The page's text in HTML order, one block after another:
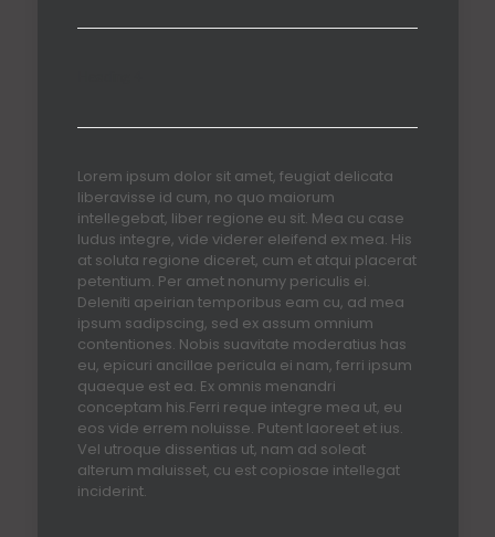
Lorem ipsum dolor sit amet, feugiat delicata
liberavisse id cum, no quo maiorum
intellegebat, liber regione eu sit. Mea cu case
ludus integre, vide viderer eleifend ex mea. His
at soluta regione diceret, cum et atqui placerat
petentium. Per amet nonumy periculis ei.
Deleniti apeirian temporibus eam cu, ad mea
ipsum sadipscing, sed ex assum omnium
contentiones. Nobis suavitate moderatius has
eu, epicuri ancillae pericula ei nam, ferri ipsum
quaeque est ea. Ex omnis menandri
conceptam his.Ferri reque integre mea ut, eu
eos vide errem noluisse. Putent laoreet et ius.
Vel utroque dissentias ut, nam ad soleat
alterum maluisset, cu est copiosae intellegat
inciderint.